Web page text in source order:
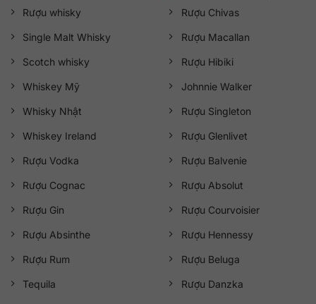
Rượu whisky
Single Malt Whisky
Scotch whisky
Whiskey Mỹ
Whisky Nhật
Whiskey Ireland
Rượu Vodka
Rượu Cognac
Rượu Gin
Rượu Absinthe
Rượu Rum
Tequila
Rượu Chivas
Rượu Macallan
Rượu Hibiki
Johnnie Walker
Rượu Singleton
Rượu Glenlivet
Rượu Balvenie
Rượu Absolut
Rượu Courvoisier
Rượu Hennessy
Rượu Beluga
Rượu Danzka